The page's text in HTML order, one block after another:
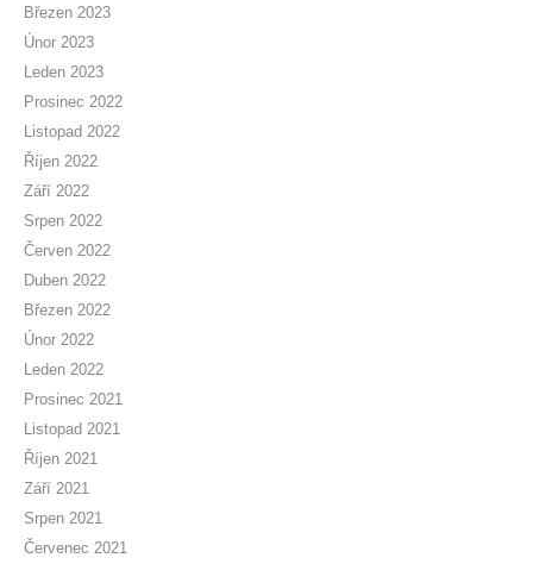
Březen 2023
Únor 2023
Leden 2023
Prosinec 2022
Listopad 2022
Říjen 2022
Září 2022
Srpen 2022
Červen 2022
Duben 2022
Březen 2022
Únor 2022
Leden 2022
Prosinec 2021
Listopad 2021
Říjen 2021
Září 2021
Srpen 2021
Červenec 2021